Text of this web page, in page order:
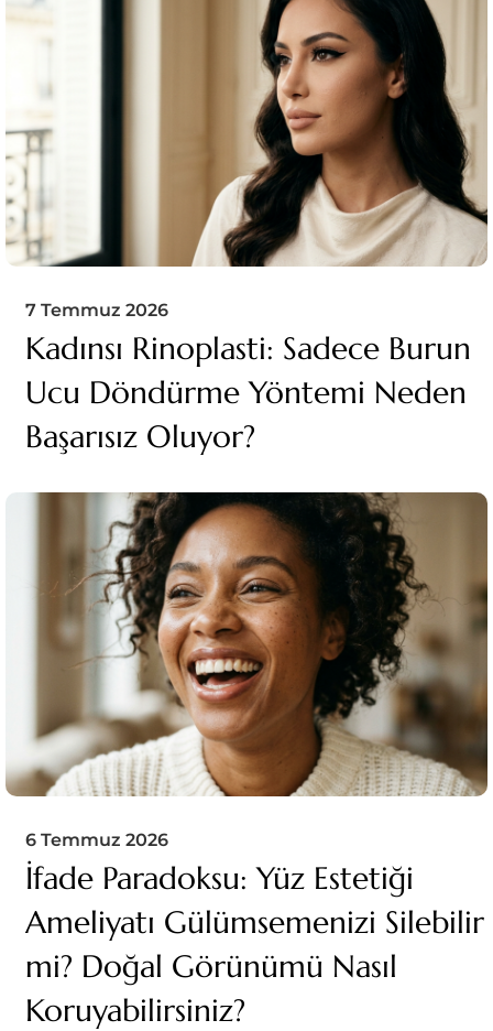
7 Temmuz 2026
Kadınsı Rinoplasti: Sadece Burun
Ucu Döndürme Yöntemi Neden
Başarısız Oluyor?
6 Temmuz 2026
İfade Paradoksu: Yüz Estetiği
Ameliyatı Gülümsemenizi Silebilir
mi? Doğal Görünümü Nasıl
Koruyabilirsiniz?